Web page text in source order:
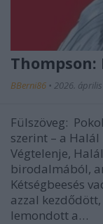
BBerni86 • 2026. április
Fülszöveg:
szerint – a
Végtelenje,
birodalmából,
Kétségbeesés
azzal
lemondott a…